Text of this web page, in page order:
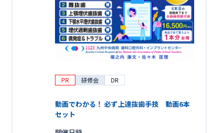
PR 研修会 DR
動画でわかる！ 必ず上達抜歯手技 動画6本
セット